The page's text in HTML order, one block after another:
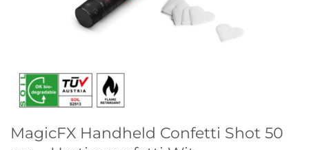
MagicFX Handheld Confetti Shot 50